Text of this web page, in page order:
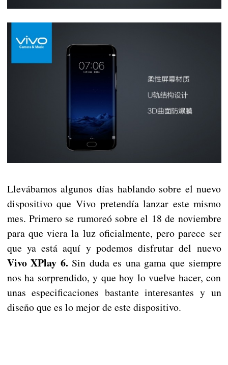
Llevábamos algunos días hablando sobre el nuevo
dispositivo que Vivo pretendía lanzar este mismo
mes. Primero se rumoreó sobre el 18 de noviembre
para que viera la luz oficialmente, pero parece ser
que ya está aquí y podemos disfrutar del nuevo
Vivo XPlay 6. Sin duda es una gama que siempre
nos ha sorprendido, y que hoy lo vuelve hacer, con
unas especificaciones bastante interesantes y un
diseño que es lo mejor de este dispositivo.